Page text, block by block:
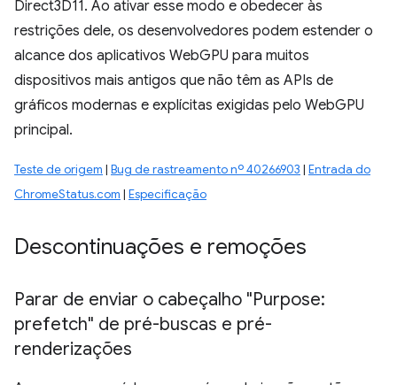
Direct3D11. Ao ativar esse modo e obedecer às
restrições dele, os desenvolvedores podem estender o
alcance dos aplicativos WebGPU para muitos
dispositivos mais antigos que não têm as APIs de
gráficos modernas e explícitas exigidas pelo WebGPU
principal.
Teste de origem | Bug de rastreamento nº 40266903 | Entrada do
ChromeStatus.com | Especificação
Descontinuações e remoções
Parar de enviar o cabeçalho "Purpose:
prefetch" de pré-buscas e pré-
renderizações